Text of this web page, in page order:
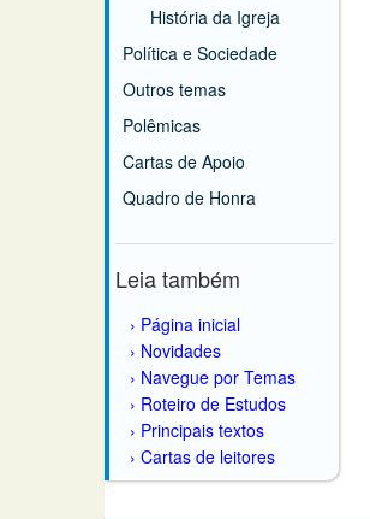
História da Igreja
Política e Sociedade
Outros temas
Polêmicas
Cartas de Apoio
Quadro de Honra
Leia também
Página inicial
Novidades
Navegue por Temas
Roteiro de Estudos
Principais textos
Cartas de leitores